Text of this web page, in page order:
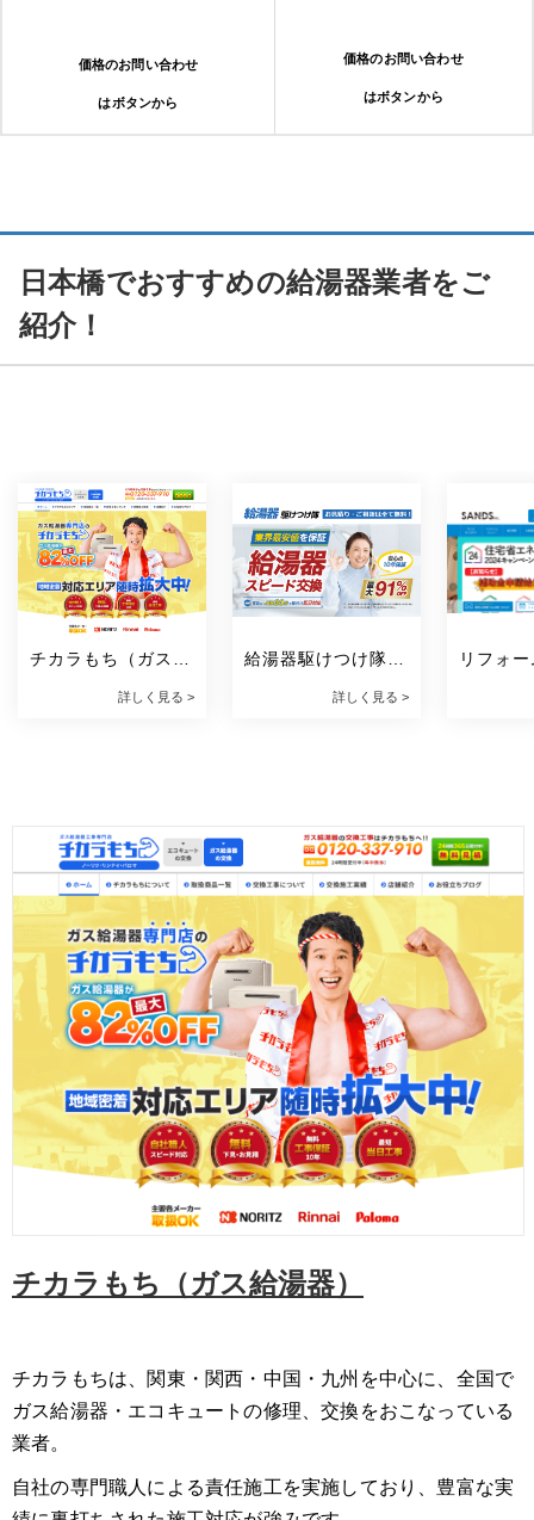
価格のお問い合わせ
はボタンから
価格のお問い合わせ
はボタンから
日本橋でおすすめの給湯器業者をご
紹介！
チカラもち（ガス給
詳しく見る >
給湯器駆けつけ隊
詳しく見る >
リフォ
チカラもち（ガス給湯器）
チカラもちは、関東・関西・中国・九州を中心に、全国で
ガス給湯器・エコキュートの修理、交換をおこなっている
業者。
自社の専門職人による責任施工を実施しており、豊富な実